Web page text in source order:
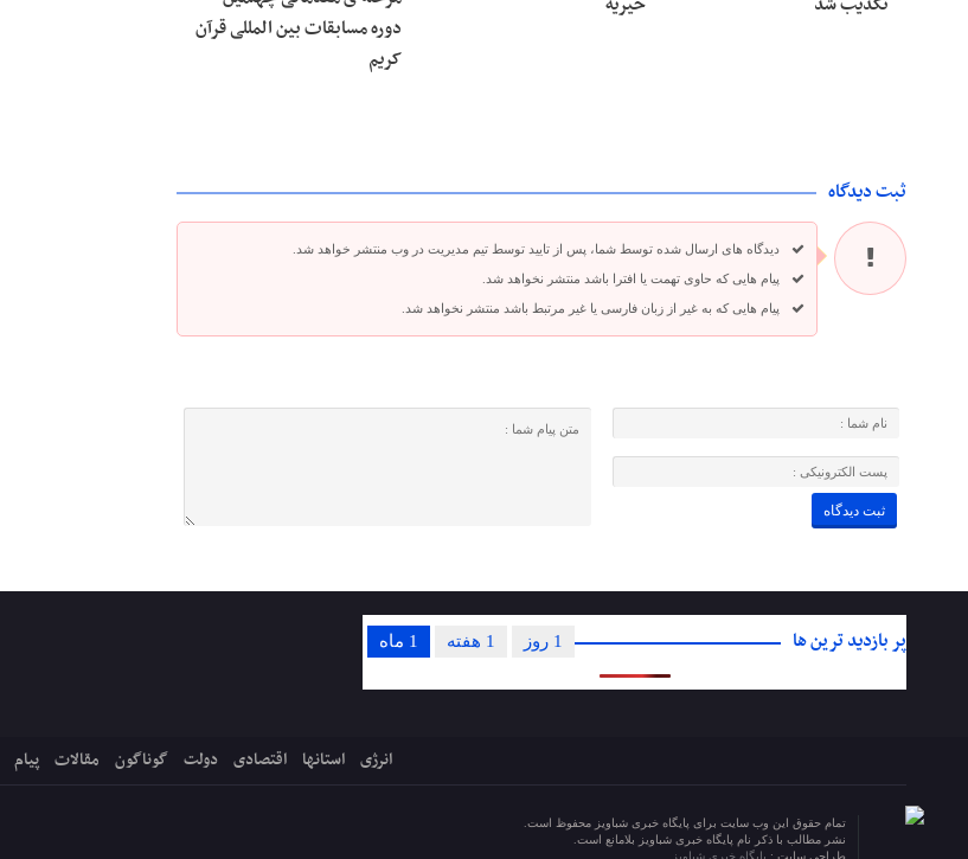
دوره مسابقات بین المللی قرآن
کریم
ثبت دیدگاه
دیدگاه های ارسال شده توسط شما، پس از تایید توسط تیم مدیریت در وب منتشر خواهد شد.
پیام هایی که حاوی تهمت یا افترا باشد منتشر نخواهد شد.
پیام هایی که به غیر از زبان فارسی یا غیر مرتبط باشد منتشر نخواهد شد.
پر بازدید ترین ها 1 ماه 1 هفته 1 روز
انرژی استانها اقتصادی دولت گوناگون مقالات پیام
تمام حقوق این وب سایت برای پایگاه خبری شباویز محفوظ است.
نشر مطالب با ذکر نام پایگاه خبری شباویز بلامانع است.
طراحی سایت : پایگاه خبری شباویز